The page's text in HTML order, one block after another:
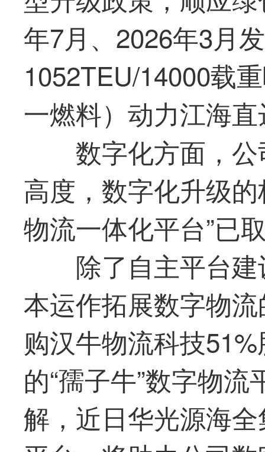
年7月、2026年3月
1052TEU/14000载
一燃料）动力江海
数字化方面，
高度，数字化升级
物流一体化平台”已
除了自主平台
本运作拓展数字物
购汉牛物流科技
的“孺子牛”数字物
解，近日华光源海